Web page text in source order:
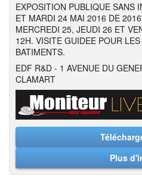
EXPOSITION PUBLIQUE SANS
ET MARDI 24 MAI 2016 DE
MERCREDI 25, JEUDI 26 ET
12H. VISITE GUIDEE POUR
BATIMENTS.
EDF R&D - 1 AVENUE DU
CLAMART
Plus